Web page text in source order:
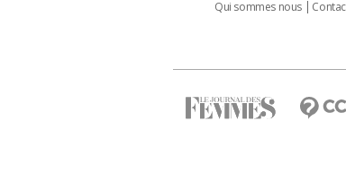
Qui sommes nous